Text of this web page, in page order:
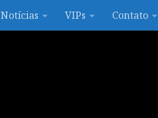
Notícias VIPs Contato